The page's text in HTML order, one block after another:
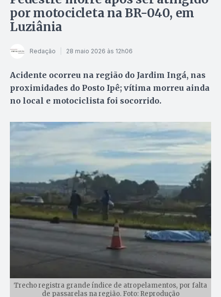
por motocicleta na BR-040, em
Luziânia
Redação 28 maio 2026 às 12h06
Acidente ocorreu na região do Jardim Ingá, nas
proximidades do Posto Ipê; vítima morreu ainda
no local e motociclista foi socorrido.
Trecho registra grande índice de atropelamentos, por falta
de passarelas na região. Foto: Reprodução